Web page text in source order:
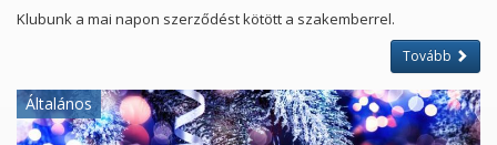
Klubunk a mai napon szerződést kötött a szakemberrel.
Tovább
Általános